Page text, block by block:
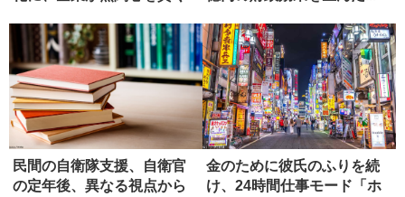
民間の自衛隊支援、自衛官
の定年後、異なる視点から
金のために彼氏のふりを続
け、24時間仕事モード「ホ